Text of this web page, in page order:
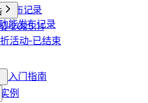
发布记录
能发布记录
-2025.11
活动-已结束
入门指南
例